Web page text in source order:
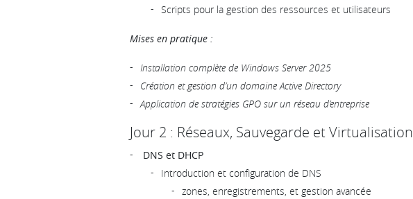
Scripts pour la gestion des ressources et utilisateurs
Mises en pratique :
Installation complète de Windows Server 2025
Création et gestion d’un domaine Active Directory
Application de stratégies GPO sur un réseau d’entreprise
Jour 2 : Réseaux, Sauvegarde et Virtualisation
DNS et DHCP
Introduction et configuration de DNS
zones, enregistrements, et gestion avancée